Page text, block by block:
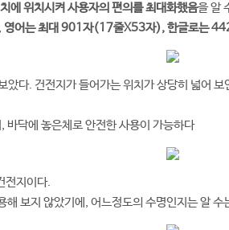
에 위치시켜 사용자의 편의를 최대화했음을 알
영어는 최대 901자(17줄X53자), 한글로는
았다. 건전지가 들어가는 위치가 상당히 넓어
바닥에 놓은체로 안전한 사용이 가능하다
전지이다.
해 보지 않았기에, 어느정도의 수명인지는 알 수